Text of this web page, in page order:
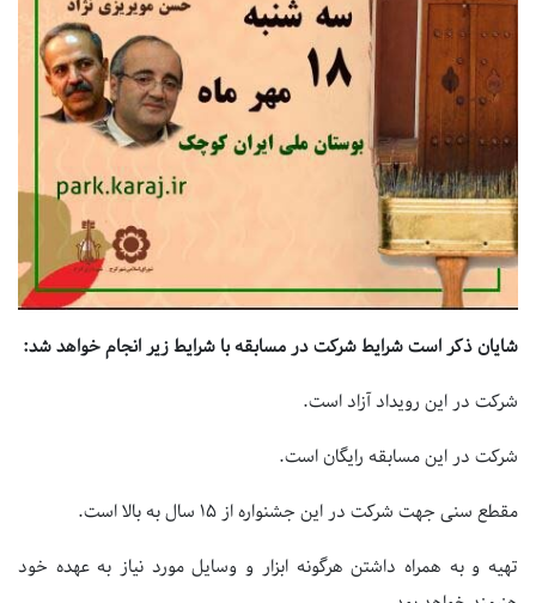
شایان ذکر است شرایط شرکت در مسابقه با شرایط زیر انجام خواهد شد:
شرکت در این رویداد آزاد است.
شرکت در این مسابقه رایگان است.
مقطع سنی جهت شرکت در این جشنواره از ۱۵ سال به بالا است.
تهیه و به همراه داشتن هرگونه ابزار و وسایل مورد نیاز به عهده خود